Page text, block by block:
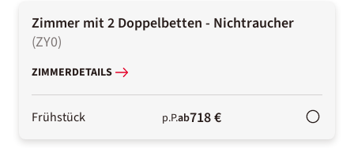
Zimmer mit 2 Doppelbetten - Nichtraucher
(ZY0)
ZIMMERDETAILS
Frühstück p.P.ab718 €